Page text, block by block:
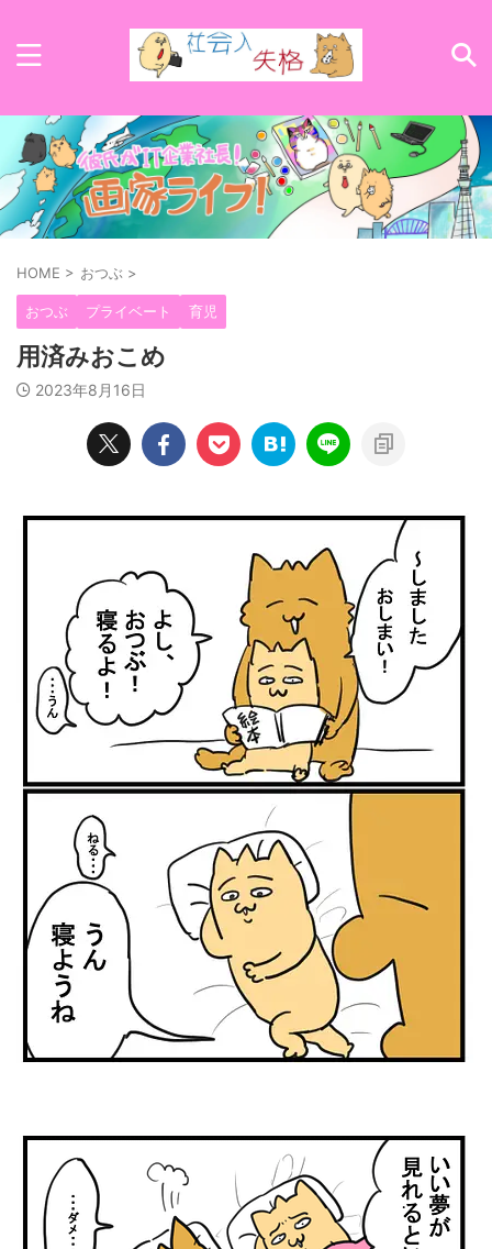
HOME > おつぶ >
おつぶ プライベート 育児
用済みおこめ
2023年8月16日